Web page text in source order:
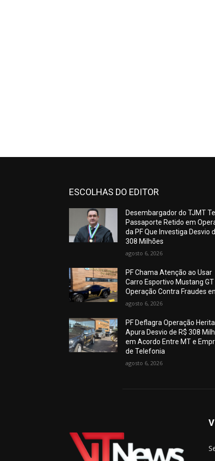
ESCOLHAS DO EDITOR
Desembargador do TJMT
Passaporte Retido em
da PF Que Investiga Desvio
308 Milhões
agosto 6, 2026
PF Chama Atenção ao Usar
Carro Esportivo Mustang
Operação Contra Fraudes
agosto 6, 2026
PF Deflagra Operação
Apura Desvio de R$ 308
em Acordo Entre MT e
de Telefonia
agosto 6, 2026